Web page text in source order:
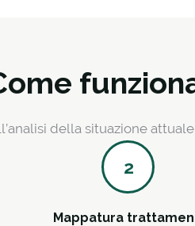
della situazione
2
Mappatura